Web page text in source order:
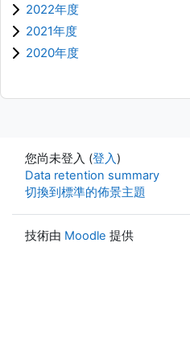
2022年度
2021年度
2020年度
您尚未登入 (登入)
Data retention summary
切換到標準的佈景主題
技術由 Moodle 提供